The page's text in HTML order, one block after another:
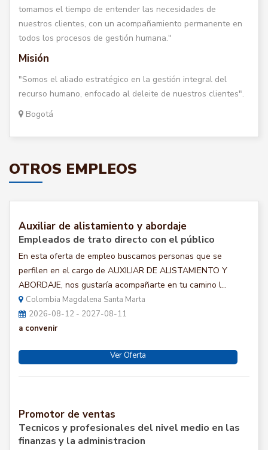
tomamos el tiempo de entender las necesidades de
nuestros clientes, con un acompañamiento permanente en
todos los procesos de gestión humana."
Misión
"Somos el aliado estratégico en la gestión integral del
recurso humano, enfocado al deleite de nuestros clientes".
Bogotá
OTROS EMPLEOS
Auxiliar de alistamiento y abordaje
Empleados de trato directo con el público
En esta oferta de empleo buscamos personas que se
perfilen en el cargo de AUXILIAR DE ALISTAMIENTO Y
ABORDAJE, nos gustaría acompañarte en tu camino l...
Colombia Magdalena Santa Marta
2026-08-12 - 2027-08-11
a convenir
Ver Oferta
Promotor de ventas
Tecnicos y profesionales del nivel medio en las
finanzas y la administracion